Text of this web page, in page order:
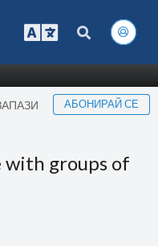
АБОНИРАЙ СЕ
with groups of